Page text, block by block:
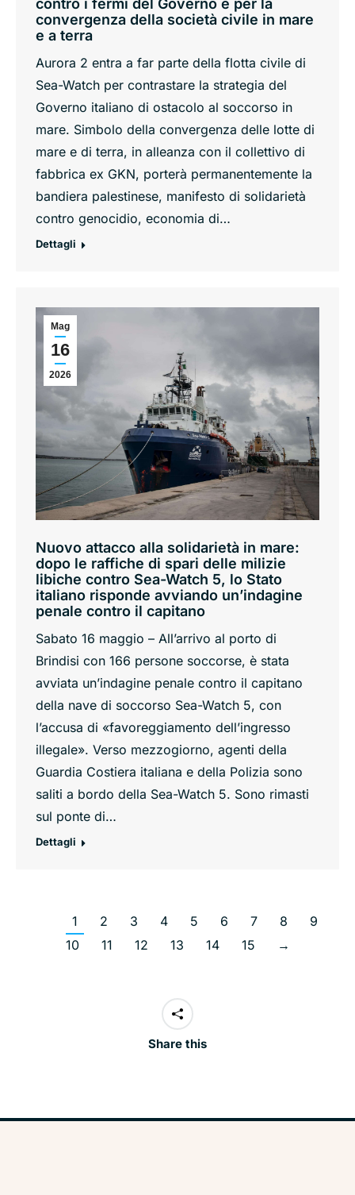
contro i fermi del Governo e per la
convergenza della società civile in mare
e a terra
Aurora 2 entra a far parte della flotta civile di
Sea-Watch per contrastare la strategia del
Governo italiano di ostacolo al soccorso in
mare. Simbolo della convergenza delle lotte di
mare e di terra, in alleanza con il collettivo di
fabbrica ex GKN, porterà permanentemente la
bandiera palestinese, manifesto di solidarietà
contro genocidio, economia di…
Dettagli
Mag
16
2026
Nuovo attacco alla solidarietà in mare:
dopo le raffiche di spari delle milizie
libiche contro Sea-Watch 5, lo Stato
italiano risponde avviando un’indagine
penale contro il capitano
Sabato 16 maggio – All’arrivo al porto di
Brindisi con 166 persone soccorse, è stata
avviata un’indagine penale contro il capitano
della nave di soccorso Sea-Watch 5, con
l’accusa di «favoreggiamento dell’ingresso
illegale». Verso mezzogiorno, agenti della
Guardia Costiera italiana e della Polizia sono
saliti a bordo della Sea-Watch 5. Sono rimasti
sul ponte di…
Dettagli
1 2 3 4 5 6 7 8
9
10
11 12 13 14 15 →
Share this